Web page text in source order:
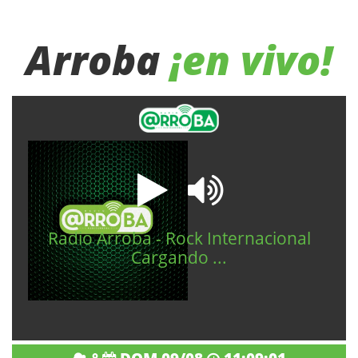
Arroba¡en vivo!
Radio Arroba -Rock Internacional
Cargando ...